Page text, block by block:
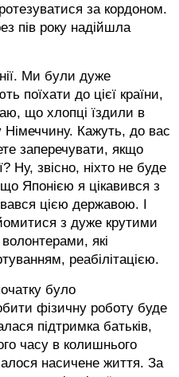
за кордоном.
пів року надійшла
Ми були дуже
поїхати до цієї країни,
що хлопці їздили в
Кажуть, до вас
заперечувати, якщо
Ну, звісно, ніхто не буде
Японією я цікавився з
цією державою. І
з дуже крутими
які
реабілітацією.
було
фізичну роботу буде
підтримка батьків,
часу в колишнього
насичене життя. За